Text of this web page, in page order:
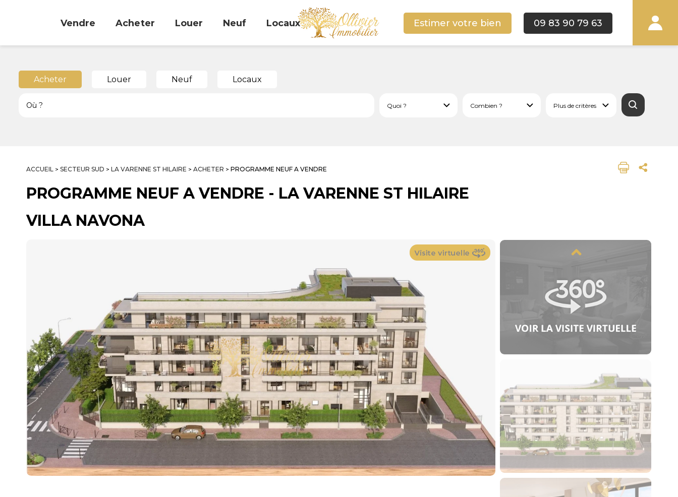
Estimer votre bien 09 83 90 79 63
Vendre Acheter Louer Neuf Locaux
Acheter Louer Neuf Locaux
ACCUEIL > SECTEUR SUD > LA VARENNE ST HILAIRE > ACHETER > PROGRAMME NEUF A VENDRE
PROGRAMME NEUF A VENDRE - LA VARENNE ST HILAIRE
VILLA NAVONA